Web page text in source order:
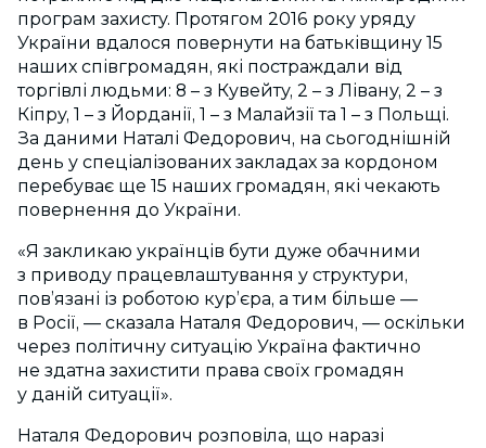
програм захисту. Протягом 2016 року уряду
України вдалося повернути на батьківщину 15
наших співгромадян, які постраждали від
торгівлі людьми: 8 – з Кувейту, 2 – з Лівану, 2 – з
Кіпру, 1 – з Йорданії, 1 – з Малайзії та 1 – з Польщі.
За даними Наталі Федорович, на сьогоднішній
день у спеціалізованих закладах за кордоном
перебуває ще 15 наших громадян, які чекають
повернення до України.
«Я закликаю українців бути дуже обачними
з приводу працевлаштування у структури,
пов’язані із роботою кур’єра, а тим більше —
в Росії, — сказала Наталя Федорович, — оскільки
через політичну ситуацію Україна фактично
не здатна захистити права своїх громадян
у даній ситуації».
Наталя Федорович розповіла, що наразі